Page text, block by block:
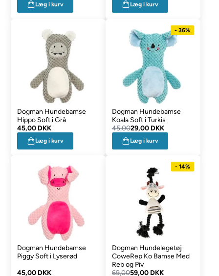
Læg i kurv Læg i kurv
Dogman Hundebamse
Hippo Soft i Grå
45,00 DKK
Læg i kurv
- 36%
Dogman Hundebamse
Koala Soft i Turkis
45,0029,00 DKK
Læg i kurv
Dogman Hundebamse
Piggy Soft i Lyserød
45,00 DKK
- 14%
Dogman Hundelegetøj
CoweRep Ko Bamse Med
Reb og Piv
69,0059,00 DKK